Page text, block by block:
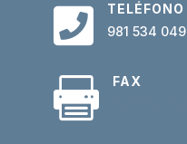

TELÉFONO
981 534 049

FAX